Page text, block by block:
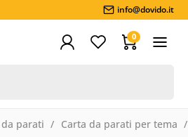
info@dovido.it
0
parati Carta da parati per tema